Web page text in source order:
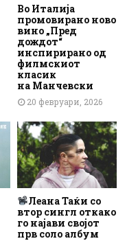
Во Италија
промовирано ново
вино „Пред
дождот“
инспирирано од
филмскиот
класик
на Манчевски
20 февруари, 2026
Леана Таќи со
втор сингл откако
го најави својот
прв соло албум